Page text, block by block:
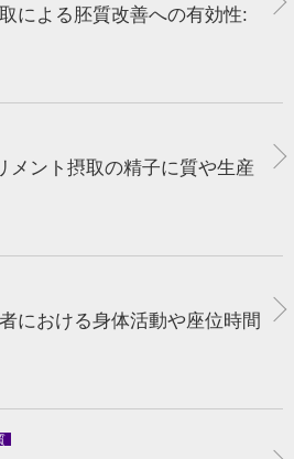
による胚質改善への有効性:
メント摂取の精子に質や生産
における身体活動や座位時間